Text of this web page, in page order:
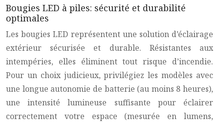
Bougies LED à piles: sécurité et durabilité
optimales
Les bougies LED représentent une solution d’éclairage
extérieur sécurisée et durable. Résistantes aux
intempéries, elles éliminent tout risque d’incendie.
Pour un choix judicieux, privilégiez les modèles avec
une longue autonomie de batterie (au moins 8 heures),
une intensité lumineuse suffisante pour éclairer
correctement votre espace (mesurée en lumens,